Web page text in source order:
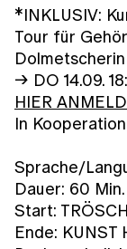
*INKLUSIV:
Tour für
Dolmetscherin
→ DO 14.09.
HIER
In
Sprache/
Dauer: 60 Min.
Start:
Ende: KUNST